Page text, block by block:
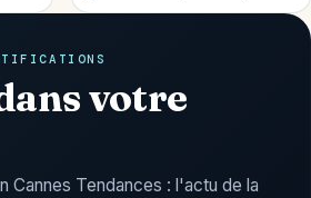
votre
Cannes Tendances : l'actu de la